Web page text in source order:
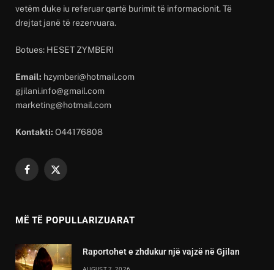
vetëm duke iu referuar qartë burimit të informacionit. Të
drejtat janë të rezervuara.
Botues: HESET ZYMBERI
Email: hzymberi@hotmail.com
gjilani.info@gmail.com
marketing@hotmail.com
Kontakti: O44176808
Facebook
X
MË TË POPULLARIZUARAT
Raportohet e zhdukur një vajzë në Gjilan